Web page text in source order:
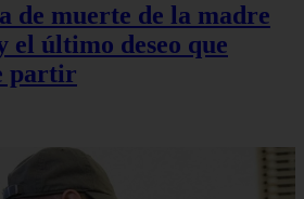
de muerte de la madre
el último deseo que
partir